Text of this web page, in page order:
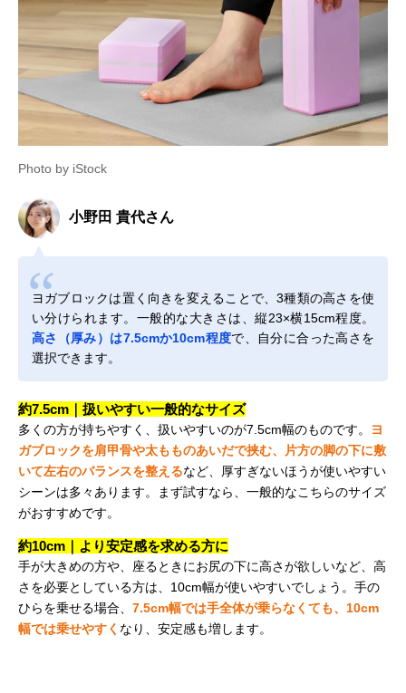
Photo by iStock
小野田 貴代さん
ヨガブロックは置く向きを変えることで、3種類の高さを使
い分けられます。一般的な大きさは、縦23×横15cm程度。
高さ（厚み）は7.5cmか10cm程度で、自分に合った高さを
選択できます。
約7.5cm｜扱いやすい一般的なサイズ
多くの方が持ちやすく、扱いやすいのが7.5cm幅のものです。
ヨ
ガブロックを肩甲骨や太もものあいだで挟む、片方の脚の下に敷
いて左右のバランスを整えるなど、厚すぎないほうが使いやすい
シーンは多々あります。まず試すなら、一般的なこちらのサイズ
がおすすめです。
約10cm｜より安定感を求める方に
手が大きめの方や、座るときにお尻の下に高さが欲しいなど、高
さを必要としている方は、10cm幅が使いやすいでしょう。手の
ひらを乗せる場合、 7.5cm幅では手全体が乗らなくても、10cm
幅では乗せやすく なり、安定感も増します。